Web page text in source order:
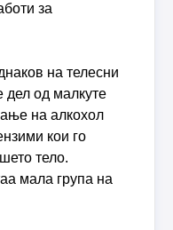
за
на телесни
дел од малкуте
на алкохол
кои го
тело.
мала група на